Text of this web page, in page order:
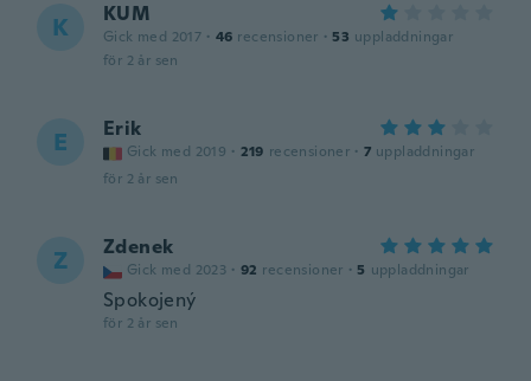
K KUM
Gick med 2017 · 46 recensioner · 53 uppladdningar
för 2 år sen
E Erik
Gick med 2019 · 219 recensioner · 7 uppladdningar
för 2 år sen
Z Zdenek
Gick med 2023 · 92 recensioner · 5 uppladdningar
Spokojený
för 2 år sen